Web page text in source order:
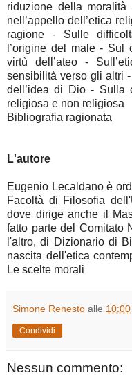
riduzione della
nell’appello dell’etica
ragione - Sulle
l’origine del male -
virtù dell’ateo -
sensibilità verso gli altri
dell’idea di Dio - Sulla
religiosa e non religiosa
Bibliografia ragionata
L'autore
Eugenio Lecaldano è
Facoltà di Filosofia
dove dirige anche il
fatto parte del Comitato
l'altro, di Dizionario di
nascita dell'etica
Le scelte morali
Simone Renesto alle 10:00
Condividi
Nessun commento: